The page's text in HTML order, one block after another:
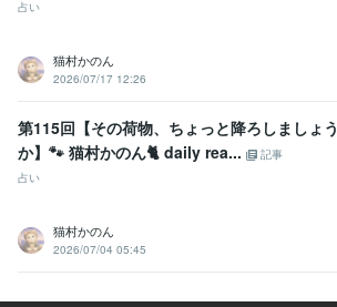
占い
猫村かのん
2026/07/17 12:26
第115回【その荷物、ちょっと降ろしましょう
か】🐾 猫村かのん🐈 daily rea...
記事
占い
猫村かのん
2026/07/04 05:45